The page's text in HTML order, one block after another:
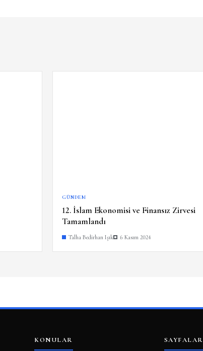
GÜNDEM
12. İslam Ekonomisi ve Finansız Zirvesi
Tamamlandı
Talha Bedirhan Işık 6 Kasım 2024
KONULAR SAYFALAR